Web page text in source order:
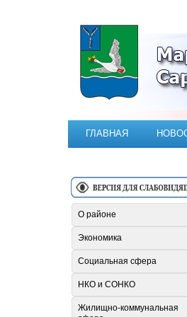
ГЛАВНАЯ
О районе
Экономика
Социальная сфера
НКО и СОНКО
Жилищно-коммунальная